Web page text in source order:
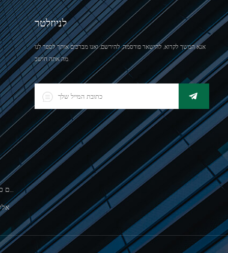
500 גרםסולם כף יד אלקטרונית לשקילת תכשיטים
לניוזלטר
אנא המשך לקרוא, להישאר פורסמה, להירשם, ואנו מברכים אותך לספר לנו
מה אתה חושב.